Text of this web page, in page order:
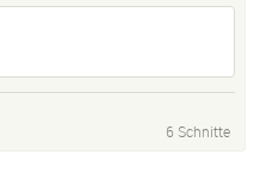
6 Schnitte